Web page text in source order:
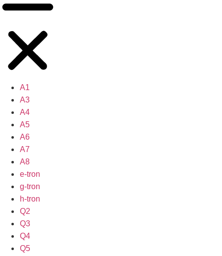
A1
A3
A4
A5
A6
A7
A8
e-tron
g-tron
h-tron
Q2
Q3
Q4
Q5